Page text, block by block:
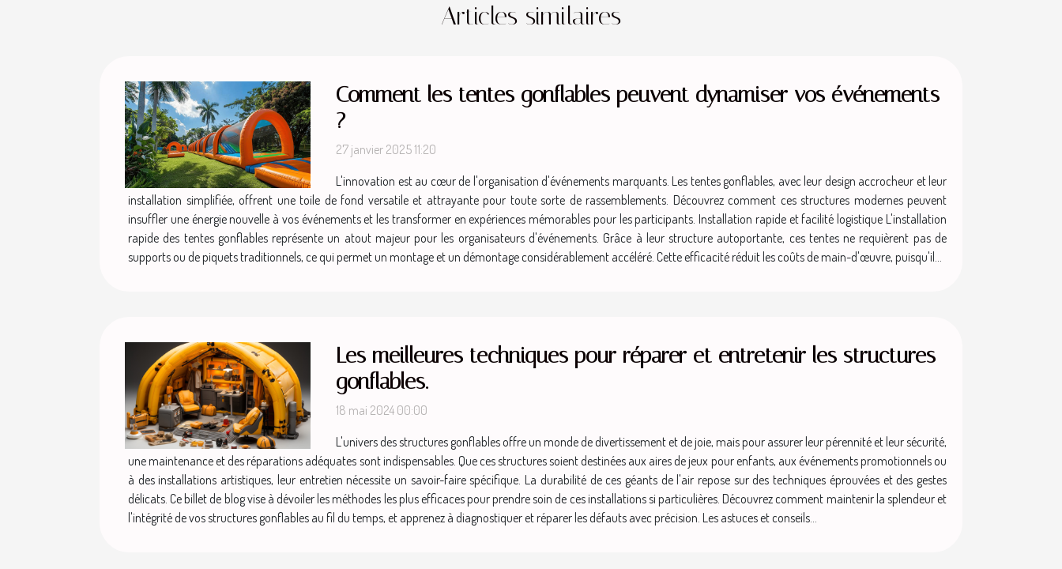
Articles similaires
Comment les tentes gonflables peuvent dynamiser vos événements
?
27 janvier 2025 11:20
L'innovation est au cœur de l'organisation d'événements marquants. Les tentes gonflables, avec leur design accrocheur et leur
installation simplifiée, offrent une toile de fond versatile et attrayante pour toute sorte de rassemblements. Découvrez comment ces structures modernes peuvent
insuffler une énergie nouvelle à vos événements et les transformer en expériences mémorables pour les participants. Installation rapide et facilité logistique L'installation
rapide des tentes gonflables représente un atout majeur pour les organisateurs d'événements. Grâce à leur structure autoportante, ces tentes ne requièrent pas de
supports ou de piquets traditionnels, ce qui permet un montage et un démontage considérablement accéléré. Cette efficacité réduit les coûts de main-d'œuvre, puisqu'il...
Les meilleures techniques pour réparer et entretenir les structures
gonflables.
18 mai 2024 00:00
L'univers des structures gonflables offre un monde de divertissement et de joie, mais pour assurer leur pérennité et leur sécurité,
une maintenance et des réparations adéquates sont indispensables. Que ces structures soient destinées aux aires de jeux pour enfants, aux événements promotionnels ou
à des installations artistiques, leur entretien nécessite un savoir-faire spécifique. La durabilité de ces géants de l'air repose sur des techniques éprouvées et des gestes
délicats. Ce billet de blog vise à dévoiler les méthodes les plus efficaces pour prendre soin de ces installations si particulières. Découvrez comment maintenir la splendeur et
l'intégrité de vos structures gonflables au fil du temps, et apprenez à diagnostiquer et réparer les défauts avec précision. Les astuces et conseils...